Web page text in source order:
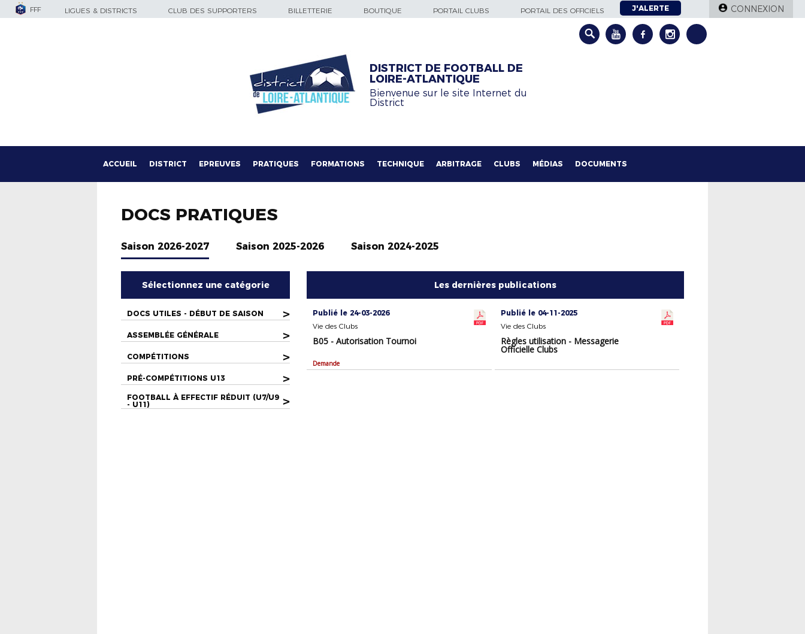
FFF LIGUES & DISTRICTS CLUB DES SUPPORTERS BILLETTERIE BOUTIQUE PORTAIL CLUBS PORTAIL DES OFFICIELS J'ALERTE CONNEXION
DISTRICT DE FOOTBALL DE
LOIRE-ATLANTIQUE
Bienvenue sur le site Internet du
District
ACCUEIL DISTRICT EPREUVES PRATIQUES FORMATIONS TECHNIQUE ARBITRAGE CLUBS MÉDIAS DOCUMENTS
DOCS PRATIQUES
Saison 2026-2027 Saison 2025-2026 Saison 2024-2025
Sélectionnez une catégorie
DOCS UTILES - DÉBUT DE SAISON >
ASSEMBLÉE GÉNÉRALE >
COMPÉTITIONS >
PRÉ-COMPÉTITIONS U13 >
FOOTBALL À EFFECTIF RÉDUIT (U7/U9
- U11)
>
Les dernières publications
Publié le 24-03-2026
Vie des Clubs
B05 - Autorisation Tournoi
Demande
Publié le 04-11-2025
Vie des Clubs
Règles utilisation - Messagerie
Officielle Clubs